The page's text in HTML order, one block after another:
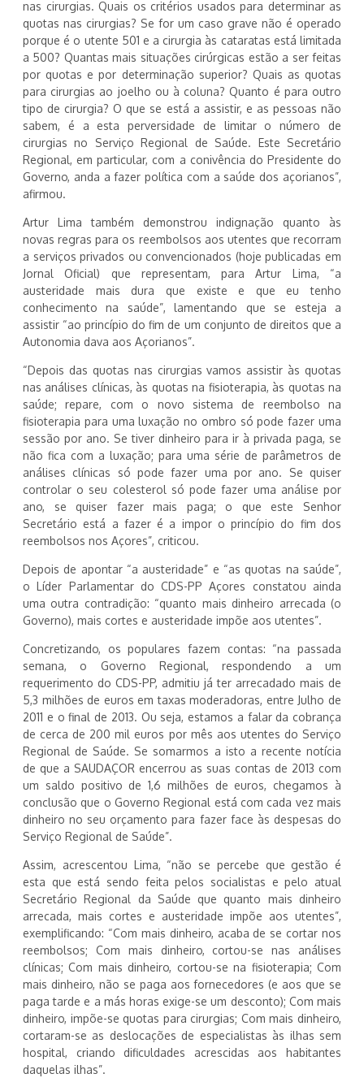
nas cirurgias. Quais os critérios usados para determinar as
quotas nas cirurgias? Se for um caso grave não é operado
porque é o utente 501 e a cirurgia às cataratas está limitada
a 500? Quantas mais situações cirúrgicas estão a ser feitas
por quotas e por determinação superior? Quais as quotas
para cirurgias ao joelho ou à coluna? Quanto é para outro
tipo de cirurgia? O que se está a assistir, e as pessoas não
sabem, é a esta perversidade de limitar o número de
cirurgias no Serviço Regional de Saúde. Este Secretário
Regional, em particular, com a conivência do Presidente do
Governo, anda a fazer política com a saúde dos açorianos”,
afirmou.
Artur Lima também demonstrou indignação quanto às
novas regras para os reembolsos aos utentes que recorram
a serviços privados ou convencionados (hoje publicadas em
Jornal Oficial) que representam, para Artur Lima, “a
austeridade mais dura que existe e que eu tenho
conhecimento na saúde”, lamentando que se esteja a
assistir “ao princípio do fim de um conjunto de direitos que a
Autonomia dava aos Açorianos”.
“Depois das quotas nas cirurgias vamos assistir às quotas
nas análises clínicas, às quotas na fisioterapia, às quotas na
saúde; repare, com o novo sistema de reembolso na
fisioterapia para uma luxação no ombro só pode fazer uma
sessão por ano. Se tiver dinheiro para ir à privada paga, se
não fica com a luxação; para uma série de parâmetros de
análises clínicas só pode fazer uma por ano. Se quiser
controlar o seu colesterol só pode fazer uma análise por
ano, se quiser fazer mais paga; o que este Senhor
Secretário está a fazer é a impor o princípio do fim dos
reembolsos nos Açores”, criticou.
Depois de apontar “a austeridade” e “as quotas na saúde”,
o Líder Parlamentar do CDS-PP Açores constatou ainda
uma outra contradição: “quanto mais dinheiro arrecada (o
Governo), mais cortes e austeridade impõe aos utentes”.
Concretizando, os populares fazem contas: “na passada
semana, o Governo Regional, respondendo a um
requerimento do CDS-PP, admitiu já ter arrecadado mais de
5,3 milhões de euros em taxas moderadoras, entre Julho de
2011 e o final de 2013. Ou seja, estamos a falar da cobrança
de cerca de 200 mil euros por mês aos utentes do Serviço
Regional de Saúde. Se somarmos a isto a recente notícia
de que a SAUDAÇOR encerrou as suas contas de 2013 com
um saldo positivo de 1,6 milhões de euros, chegamos à
conclusão que o Governo Regional está com cada vez mais
dinheiro no seu orçamento para fazer face às despesas do
Serviço Regional de Saúde”.
Assim, acrescentou Lima, “não se percebe que gestão é
esta que está sendo feita pelos socialistas e pelo atual
Secretário Regional da Saúde que quanto mais dinheiro
arrecada, mais cortes e austeridade impõe aos utentes”,
exemplificando: “Com mais dinheiro, acaba de se cortar nos
reembolsos; Com mais dinheiro, cortou-se nas análises
clínicas; Com mais dinheiro, cortou-se na fisioterapia; Com
mais dinheiro, não se paga aos fornecedores (e aos que se
paga tarde e a más horas exige-se um desconto); Com mais
dinheiro, impõe-se quotas para cirurgias; Com mais dinheiro,
cortaram-se as deslocações de especialistas às ilhas sem
hospital, criando dificuldades acrescidas aos habitantes
daquelas ilhas”.